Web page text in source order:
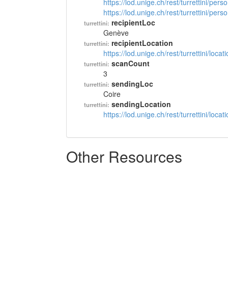
https://lod.unige.ch/rest/turrettini/
https://lod.unige.ch/rest/turrettini/
turrettini: recipientLoc
Genève
turrettini: recipientLocation
https://lod.unige.ch/rest/turrettini/
turrettini: scanCount
3
turrettini: sendingLoc
Coire
turrettini: sendingLocation
https://lod.unige.ch/rest/turrettini/
Other Resources